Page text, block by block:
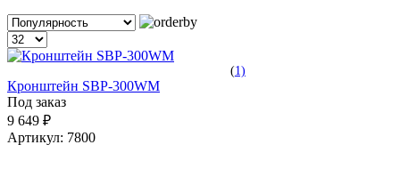
(1)
Кронштейн SBP-300WM
Под заказ
9 649 ₽
Артикул: 7800